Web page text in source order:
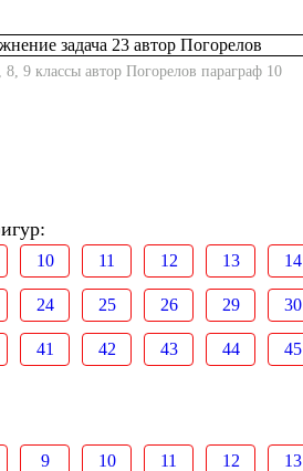
9 классы автор Погорелов параграф 10
10 11 12 13 14
24 25 26 29 30
41 42 43 44 45
9 10 11 12 13